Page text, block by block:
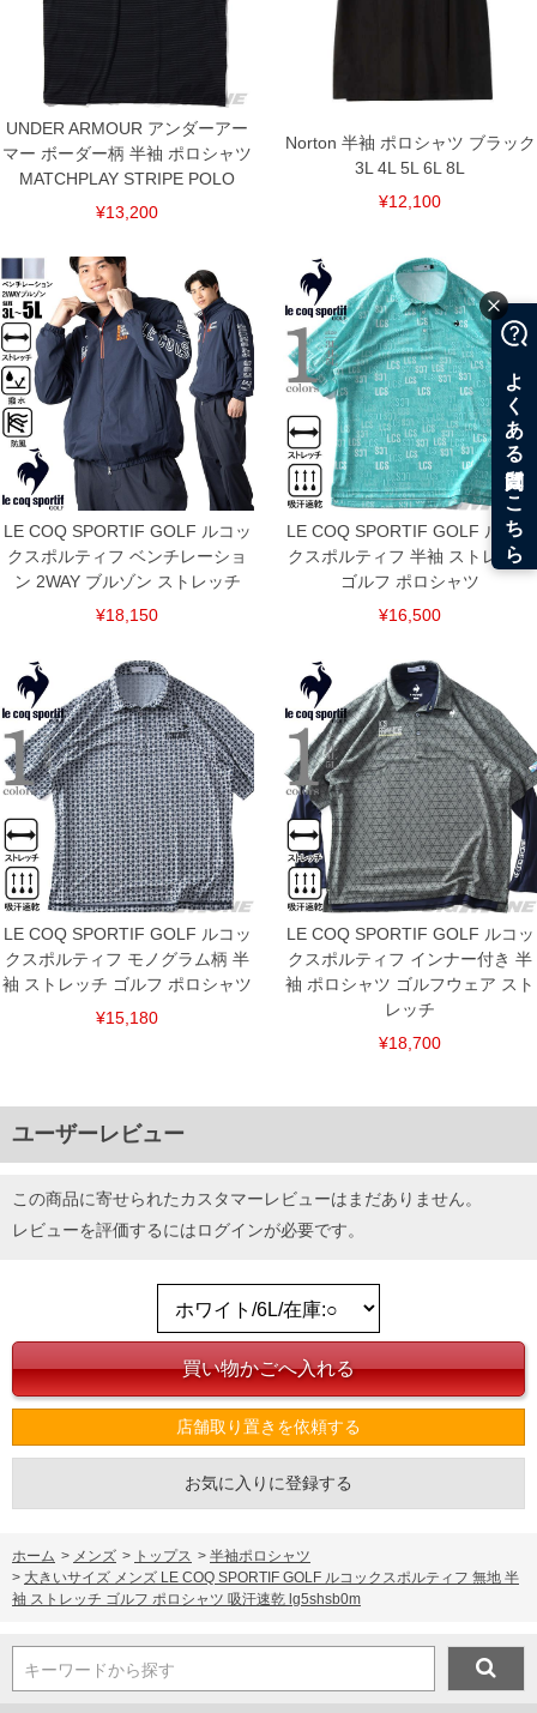
UNDER ARMOUR アンダーアー
マー ボーダー柄 半袖 ポロシャツ
MATCHPLAY STRIPE POLO
¥13,200
Norton 半袖 ポロシャツ ブラック
3L 4L 5L 6L 8L
¥12,100
LE COQ SPORTIF GOLF ルコッ
クスポルティフ ベンチレーショ
ン 2WAY ブルゾン ストレッチ
¥18,150
LE COQ SPORTIF GOLF ルコッ
クスポルティフ 半袖 ストレッチ
ゴルフ ポロシャツ
¥16,500
LE COQ SPORTIF GOLF ルコッ
クスポルティフ モノグラム柄 半
袖 ストレッチ ゴルフ ポロシャツ
¥15,180
LE COQ SPORTIF GOLF ルコッ
クスポルティフ インナー付き 半
袖 ポロシャツ ゴルフウェア スト
レッチ
¥18,700
ユーザーレビュー
この商品に寄せられたカスタマーレビューはまだありません。
レビューを評価するにはログインが必要です。
店舗取り置きを依頼する
お気に入りに登録する
ホーム > メンズ > トップス > 半袖ポロシャツ
> 大きいサイズ メンズ LE COQ SPORTIF GOLF ルコックスポルティフ 無地 半
袖 ストレッチ ゴルフ ポロシャツ 吸汗速乾 lg5shsb0m
キーワードから探す